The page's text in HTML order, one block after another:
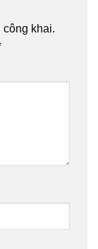
khai.